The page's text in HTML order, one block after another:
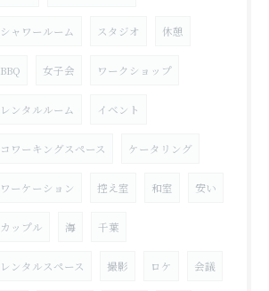
シャワールーム スタジオ 休憩
BBQ 女子会 ワークショップ
レンタルルーム イベント
コワーキングスペース ケータリング
ワーケーション 控え室 和室 安い
カップル 海 千葉
レンタルスペース 撮影 ロケ 会議